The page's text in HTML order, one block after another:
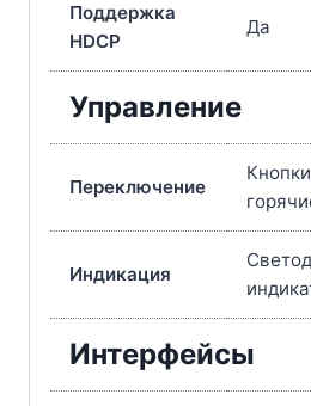
Поддержка
HDCP
Да
Управление
Переключение
Индикация
Интерфейсы